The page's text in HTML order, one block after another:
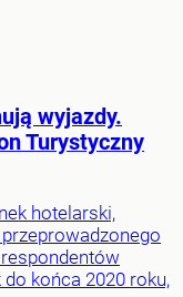
wyjazdy.
Turystyczny
hotelarski,
końca 2020 roku,